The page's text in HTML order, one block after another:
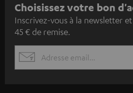
I
n
s
c
r
Choisissez votre bon
Inscrivez-vous à la newsletter
45 € de remise.
EMAIL